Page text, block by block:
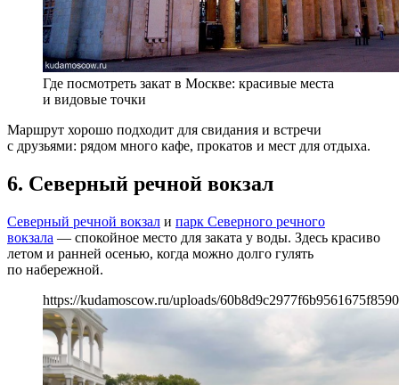
Где посмотреть закат в Москве: красивые места
и видовые точки
Маршрут хорошо подходит для свидания и встречи
с друзьями: рядом много кафе, прокатов и мест для отдыха.
6. Северный речной вокзал
Северный речной вокзал и парк Северного речного
вокзала — спокойное место для заката у воды. Здесь красиво
летом и ранней осенью, когда можно долго гулять
по набережной.
https://kudamoscow.ru/uploads/